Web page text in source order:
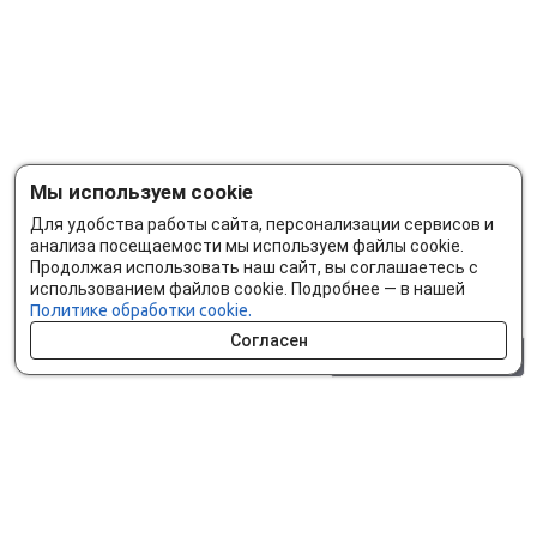
Мы используем cookie
Для удобства работы сайта, персонализации сервисов и
анализа посещаемости мы используем файлы cookie.
Продолжая использовать наш сайт, вы соглашаетесь с
использованием файлов cookie. Подробнее — в нашей
Политике обработки cookie.
Согласен